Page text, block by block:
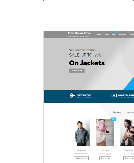
Blog